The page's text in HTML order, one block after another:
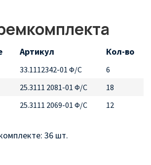
Артикул Кол-во
33.1112342-01 Ф/С
6
25.3111 2081-01 Ф/С
18
25.3111 2069-01 Ф/С 12
36 шт.